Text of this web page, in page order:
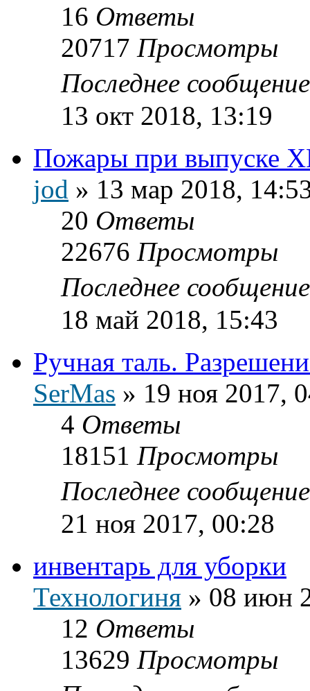
16 Ответы
20717 Просмотры
Последнее
13 окт 2018, 13:19
Пожары при выпуске
jod » 13 мар 2018,
20 Ответы
22676 Просмотры
Последнее
18 май 2018, 15:43
Ручная таль.
SerMas » 19 ноя 2017,
4 Ответы
18151 Просмотры
Последнее
21 ноя 2017, 00:28
инвентарь для уборки
Технологиня » 08 июн
12 Ответы
13629 Просмотры